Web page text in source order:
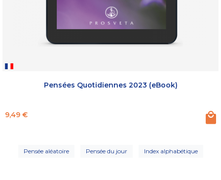
Pensées Quotidiennes 2023 (eBook)
Prix
9,49 €
Pensée aléatoire Pensée du jour Index alphabétique